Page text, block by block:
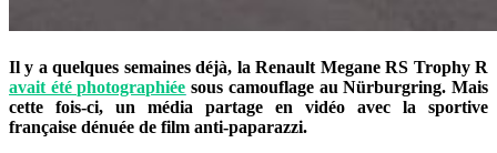
Il y a quelques semaines déjà, la Renault Megane RS Trophy R
avait été photographiée sous camouflage au Nürburgring. Mais
cette fois-ci, un média partage en vidéo avec la sportive
française dénuée de film anti-paparazzi.